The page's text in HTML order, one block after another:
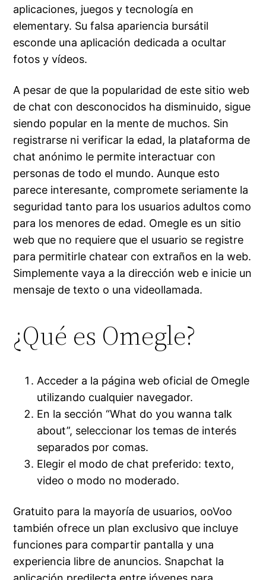
aplicaciones, juegos y tecnología en
elementary. Su falsa apariencia bursátil
esconde una aplicación dedicada a ocultar
fotos y vídeos.
A pesar de que la popularidad de este sitio web
de chat con desconocidos ha disminuido, sigue
siendo popular en la mente de muchos. Sin
registrarse ni verificar la edad, la plataforma de
chat anónimo le permite interactuar con
personas de todo el mundo. Aunque esto
parece interesante, compromete seriamente la
seguridad tanto para los usuarios adultos como
para los menores de edad. Omegle es un sitio
web que no requiere que el usuario se registre
para permitirle chatear con extraños en la web.
Simplemente vaya a la dirección web e inicie un
mensaje de texto o una videollamada.
¿Qué es Omegle?
Acceder a la página web oficial de Omegle
utilizando cualquier navegador.
En la sección “What do you wanna talk
about”, seleccionar los temas de interés
separados por comas.
Elegir el modo de chat preferido: texto,
video o modo no moderado.
Gratuito para la mayoría de usuarios, ooVoo
también ofrece un plan exclusivo que incluye
funciones para compartir pantalla y una
experiencia libre de anuncios. Snapchat la